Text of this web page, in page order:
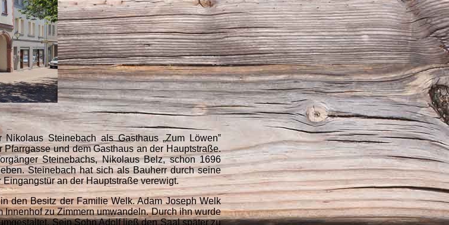
Steinebach als Gasthaus „Zum Löwen‟
und dem Gasthaus an der Hauptstraße.
Steinebachs, Nikolaus Belz, schon 1696
Steinebach hat sich als Bauherr durch seine
an der Hauptstraße verewigt.
den Besitz der Familie Welk. Adam Joseph Welk
zu Zimmern umwandeln. Durch ihn wurde
Sein Sohn Adolf ließ den Saal später zu